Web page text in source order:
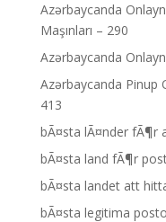
Azərbaycanda
Maşınları – 290
Azərbaycanda
Azərbaycanda Pinup
413
bÃ¤sta lÃ¤nder fÃ¶r
bÃ¤sta land fÃ¶r
bÃ¤sta landet att
bÃ¤sta legitima